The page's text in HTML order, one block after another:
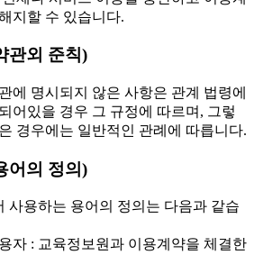
지할 수 있습니다.
관외 준칙)
에 명시되지 않은 사항은 관계 법령에
어있을 경우 그 규정에 따르며, 그렇
경우에는 일반적인 관례에 따릅니다.
어의 정의)
사용하는 용어의 정의는 다음과 같습
자 : 교육정보원과 이용계약을 체결한